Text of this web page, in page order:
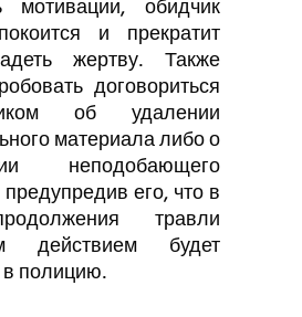
мотивации, обидчик
и прекратит
жертву. Также
договориться
об удалении
материала либо о
неподобающего
его, что в
травли
действием будет
полицию.